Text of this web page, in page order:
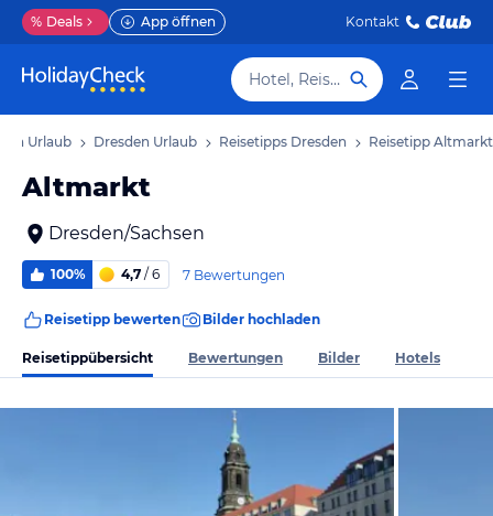
% Deals App öffnen Kontakt
Hotel, Reiseziel
Urlaub Dresden Urlaub Reisetipps Dresden Reisetipp Altmarkt
Altmarkt
Dresden/Sachsen
100% 4,7 / 6 7 Bewertungen
Reisetipp bewerten Bilder hochladen
Reisetippübersicht Bewertungen Bilder Hotels